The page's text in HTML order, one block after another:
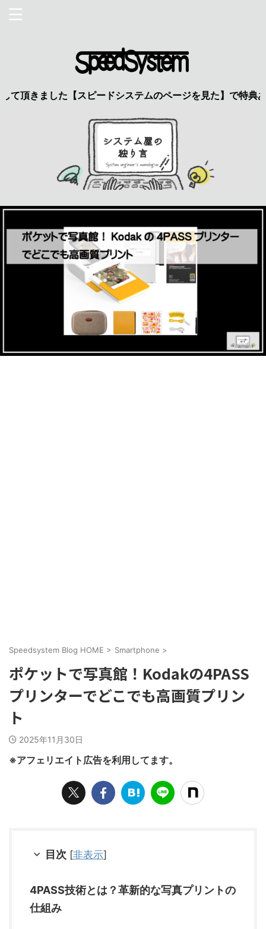
【スピードシステムのページを見た】で特典あり 興味のあ
Speedsystem Blog HOME > Smartphone >
ポケットで写真館！Kodakの4PASS
プリンターでどこでも高画質プリン
ト
2025年11月30日
※アフェリエイト広告を利用してます。
目次 [非表示]
4PASS技術とは？革新的な写真プリントの
仕組み